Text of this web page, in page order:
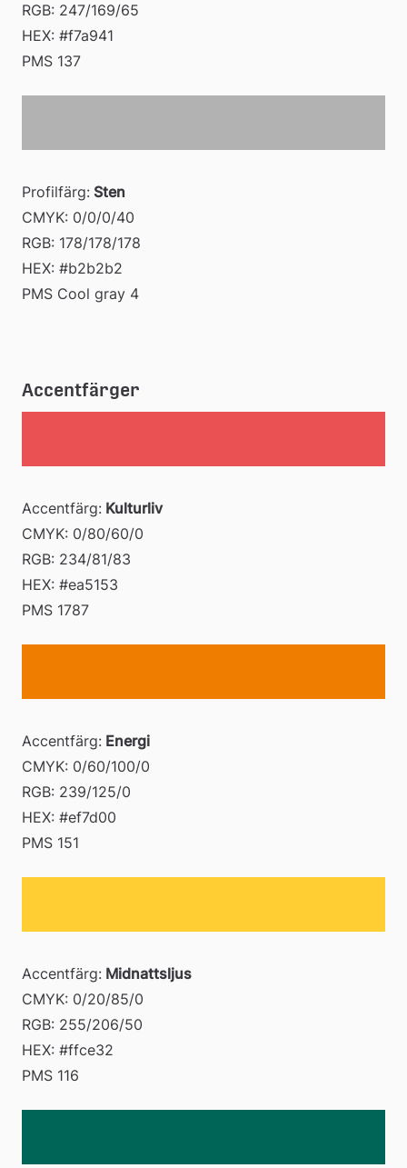
RGB: 247/169/65
HEX: #f7a941
PMS 137
Profilfärg: Sten
CMYK: 0/0/0/40
RGB: 178/178/178
HEX: #b2b2b2
PMS Cool gray 4
Accentfärger
Accentfärg: Kulturliv
CMYK: 0/80/60/0
RGB: 234/81/83
HEX: #ea5153
PMS 1787
Accentfärg: Energi
CMYK: 0/60/100/0
RGB: 239/125/0
HEX: #ef7d00
PMS 151
Accentfärg: Midnattsljus
CMYK: 0/20/85/0
RGB: 255/206/50
HEX: #ffce32
PMS 116